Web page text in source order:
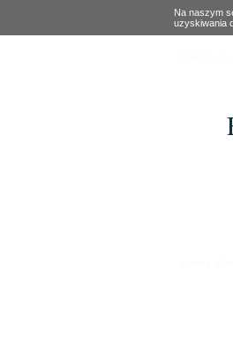
Na naszym
uzyskiwania